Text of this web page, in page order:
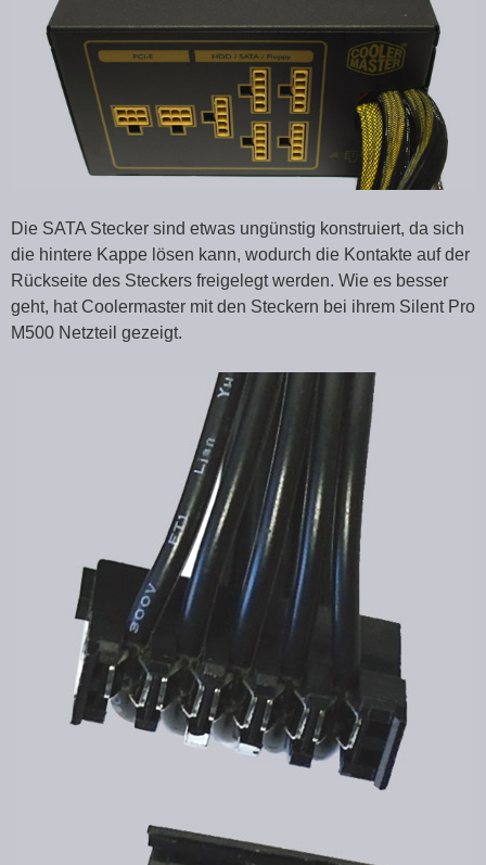
Die SATA Stecker sind etwas ungünstig konstruiert, da sich
die hintere Kappe lösen kann, wodurch die Kontakte auf der
Rückseite des Steckers freigelegt werden. Wie es besser
geht, hat Coolermaster mit den Steckern bei ihrem Silent Pro
M500 Netzteil gezeigt.